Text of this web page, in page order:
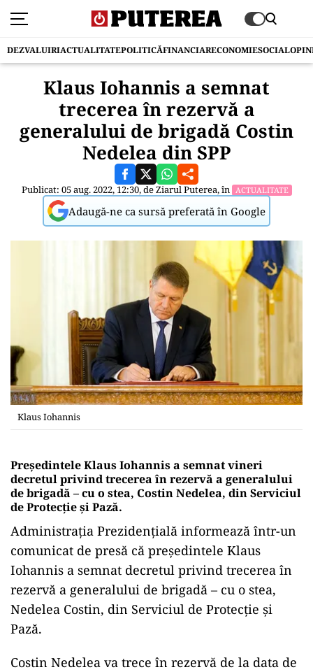
DEZVALUIRIACTUALITATEPOLITICĂFINANCIARECONOMIESOCIAL
Klaus Iohannis a semnat
trecerea în rezervă a
generalului de brigadă Costin
Nedelea din SPP
Publicat: 05 aug. 2022, 12:30, deZiarul Puterea, în ACTUALITATE
Adaugă-ne ca sursă preferată în Google
Klaus Iohannis
Preşedintele Klaus Iohannis a semnat vineri
decretul privind trecerea în rezervă a generalului
de brigadă – cu o stea, Costin Nedelea, din Serviciul
de Protecţie şi Pază.
Administraţia Prezidenţială informează într-un
comunicat de presă că preşedintele Klaus
Iohannis a semnat decretul privind trecerea în
rezervă a generalului de brigadă – cu o stea,
Nedelea Costin, din Serviciul de Protecţie şi
Pază.
Costin Nedelea va trece în rezervă de la data de